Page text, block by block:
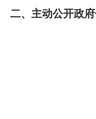
二、主动公开政